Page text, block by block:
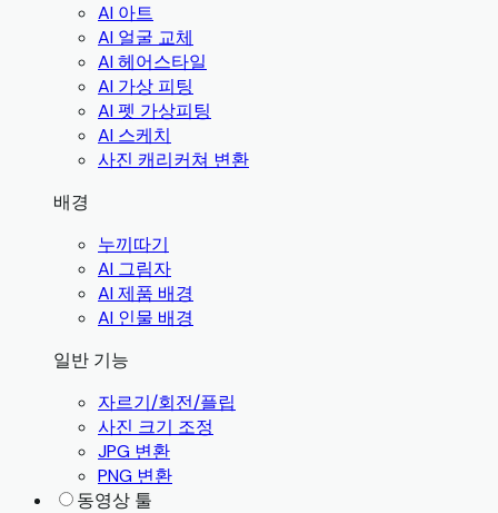
AI 아트
AI 얼굴 교체
AI 헤어스타일
AI 가상 피팅
AI 펫 가상피팅
AI 스케치
사진 캐리커쳐 변환
배경
누끼따기
AI 그림자
AI 제품 배경
AI 인물 배경
일반 기능
자르기/회전/플립
사진 크기 조정
JPG 변환
PNG 변환
동영상 툴